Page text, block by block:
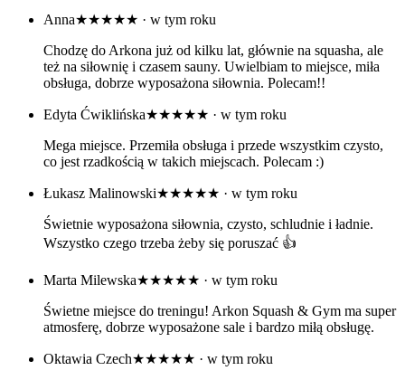
Anna★★★★★ · w tym roku
Chodzę do Arkona już od kilku lat, głównie na squasha, ale
też na siłownię i czasem sauny. Uwielbiam to miejsce, miła
obsługa, dobrze wyposażona siłownia. Polecam!!
Edyta Ćwiklińska★★★★★ · w tym roku
Mega miejsce. Przemiła obsługa i przede wszystkim czysto,
co jest rzadkością w takich miejscach. Polecam :)
Łukasz Malinowski★★★★★ · w tym roku
Świetnie wyposażona siłownia, czysto, schludnie i ładnie.
Wszystko czego trzeba żeby się poruszać 👍
Marta Milewska★★★★★ · w tym roku
Świetne miejsce do treningu! Arkon Squash & Gym ma super
atmosferę, dobrze wyposażone sale i bardzo miłą obsługę.
Oktawia Czech★★★★★ · w tym roku